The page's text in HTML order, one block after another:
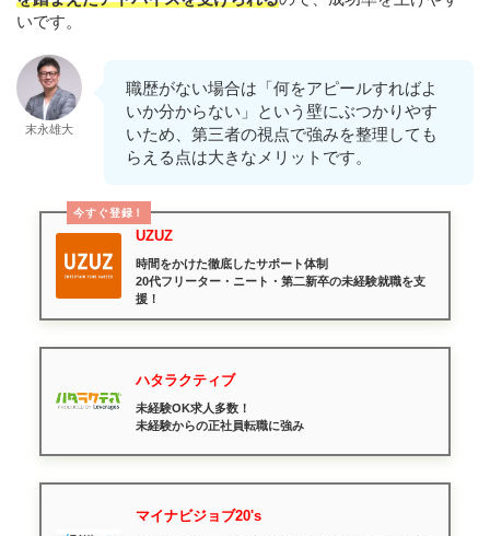
いです。
末永雄大
職歴がない場合は「何をアピールすればよ
いか分からない」という壁にぶつかりやす
いため、第三者の視点で強みを整理しても
らえる点は大きなメリットです。
今すぐ登録！
UZUZ
時間をかけた徹底したサポート体制
20代フリーター・ニート・第二新卒の未経験就職を支
援！
ハタラクティブ
未経験OK求人多数！
未経験からの正社員転職に強み
マイナビジョブ20's